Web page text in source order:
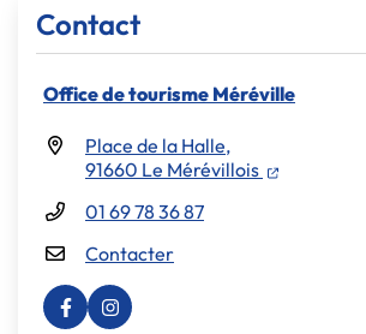
Contact
Office de tourisme Méréville
Place de la Halle,
91660 Le Mérévillois
01 69 78 36 87
Contacter
Visiter la page Facebook (nouvelle
Visiter la page Instagram